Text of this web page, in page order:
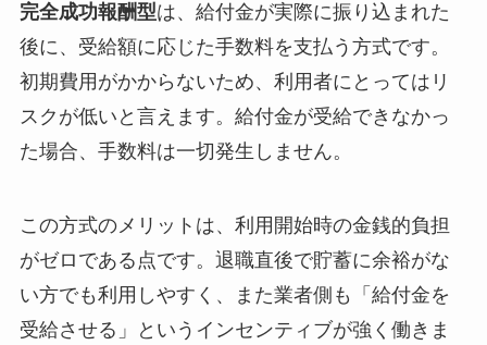
完全成功報酬型は、給付金が実際に振り込まれた
後に、受給額に応じた手数料を支払う方式です。
初期費用がかからないため、利用者にとってはリ
スクが低いと言えます。給付金が受給できなかっ
た場合、手数料は一切発生しません。
この方式のメリットは、利用開始時の金銭的負担
がゼロである点です。退職直後で貯蓄に余裕がな
い方でも利用しやすく、また業者側も「給付金を
受給させる」というインセンティブが強く働きま